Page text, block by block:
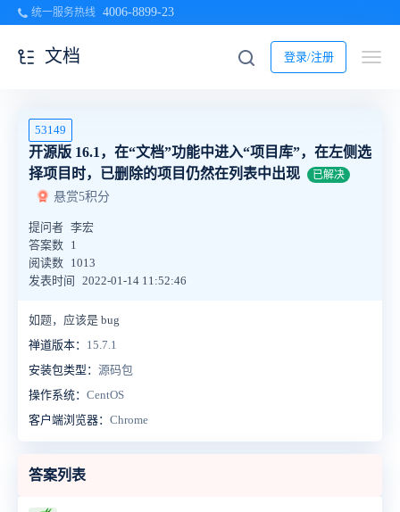
统一服务热线 4006-8899-23
登录/注册
文档
53149
开源版 16.1，在“文档”功能中进入“项目库”，在左侧选
择项目时，已删除的项目仍然在列表中出现
已解决
悬赏5积分
提问者 李宏
答案数 1
阅读数 1013
发表时间
2022-01-14 11:52:46
如题，应该是 bug
禅道版本： 15.7.1
安装包类型： 源码包
操作系统： CentOS
客户端浏览器： Chrome
答案列表